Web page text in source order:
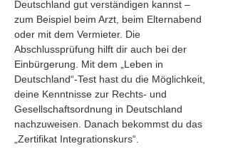
Deutschland gut verständigen kannst –
zum Beispiel beim Arzt, beim Elternabend
oder mit dem Vermieter. Die
Abschlussprüfung hilft dir auch bei der
Einbürgerung. Mit dem „Leben in
Deutschland“-Test hast du die Möglichkeit,
deine Kenntnisse zur Rechts- und
Gesellschaftsordnung in Deutschland
nachzuweisen. Danach bekommst du das
„Zertifikat Integrationskurs“.